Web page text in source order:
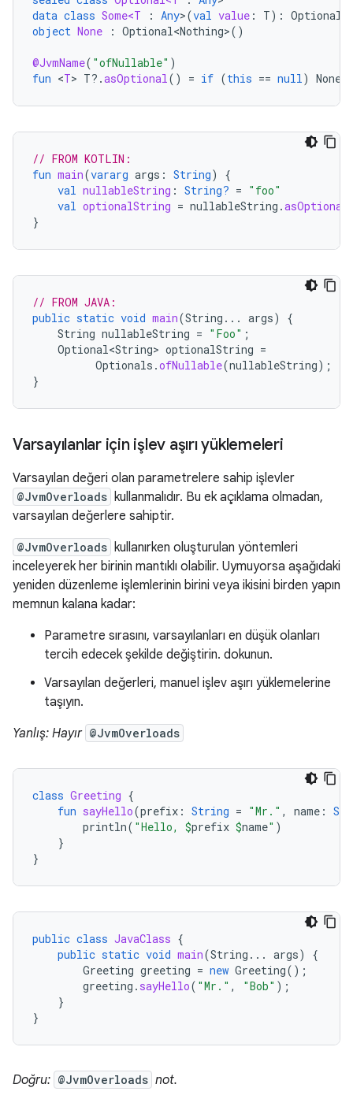
data class Some<T : Any>(val value : T):
object None : Optional<Nothing>()
@JvmName( "ofNullable" )
fun <T> T?.asOptional() = if (this == null) None
// FROM KOTLIN:
fun main(vararg args : String)
{
val nullableString : String? = "foo"
val optionalString = nullableString .asOptional
}
// FROM JAVA:
public static void main(String ... args)
{
String nullableString = "Foo" ;
Optional<String> optionalString =
Optionals .ofNullable(nullableString);
}
Varsayılanlar için işlev aşırı yüklemeleri
Varsayılan değeri olan parametrelere sahip işlevler
@JvmOverloads kullanmalıdır. Bu ek açıklama olmadan,
varsayılan değerlere sahiptir.
@JvmOverloads kullanırken oluşturulan yöntemleri
inceleyerek her birinin mantıklı olabilir. Uymuyorsa aşağıdaki
yeniden düzenleme işlemlerinin birini veya ikisini birden yapın
memnun kalana kadar:
Parametre sırasını, varsayılanları en düşük olanları
tercih edecek şekilde değiştirin. dokunun.
Varsayılan değerleri, manuel işlev aşırı yüklemelerine
taşıyın.
Yanlış: Hayır @JvmOverloads
class Greeting {
fun sayHello(prefix : String = "Mr." , name :
println( "Hello, $prefix $name" )
}
}
public class JavaClass {
public static void main(String ... args)
{
Greeting greeting = new Greeting();
greeting . sayHello( "Mr." , "Bob" );
}
}
Doğru: @JvmOverloads not.